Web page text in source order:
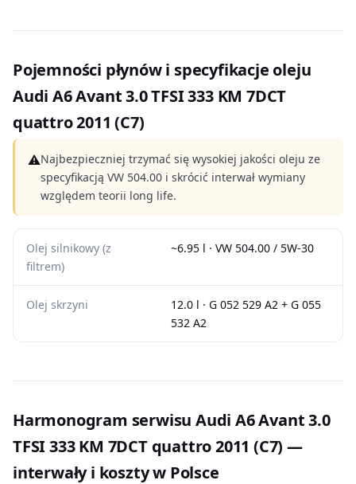
Pojemności płynów i specyfikacje oleju
Audi A6 Avant 3.0 TFSI 333 KM 7DCT
quattro 2011 (C7)
⚠Najbezpieczniej trzymać się wysokiej jakości oleju ze
specyfikacją VW 504.00 i skrócić interwał wymiany
względem teorii long life.
Olej silnikowy (z
filtrem)
~6.95 l · VW 504.00 / 5W-30
Olej skrzyni
12.0 l · G 052 529 A2 + G 055
532 A2
Harmonogram serwisu Audi A6 Avant 3.0
TFSI 333 KM 7DCT quattro 2011 (C7) —
interwały i koszty w Polsce